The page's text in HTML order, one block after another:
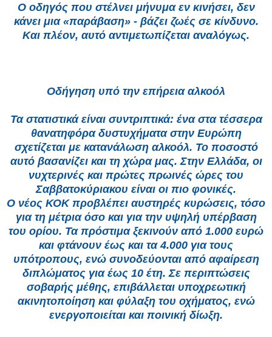
Ο οδηγός που στέλνει μήνυμα εν κινήσει, δεν
κάνει μια «παράβαση» - βάζει ζωές σε κίνδυνο.
Και πλέον, αυτό αντιμετωπίζεται αναλόγως.
Οδήγηση υπό την επήρεια αλκοόλ
Τα στατιστικά είναι συντριπτικά: ένα στα τέσσερα
θανατηφόρα δυστυχήματα στην Ευρώπη
σχετίζεται με κατανάλωση αλκοόλ. Το ποσοστό
αυτό βασανίζει και τη χώρα μας. Στην Ελλάδα, οι
νυχτερινές και πρώτες πρωινές ώρες του
Σαββατοκύριακου είναι οι πιο φονικές.
Ο νέος ΚΟΚ προβλέπει αυστηρές κυρώσεις, τόσο
για τη μέτρια όσο και για την υψηλή υπέρβαση
του ορίου. Τα πρόστιμα ξεκινούν από 1.000 ευρώ
και φτάνουν έως και τα 4.000 για τους
υπότροπους, ενώ συνοδεύονται από αφαίρεση
διπλώματος για έως 10 έτη. Σε περιπτώσεις
σοβαρής μέθης, επιβάλλεται υποχρεωτική
ακινητοποίηση και φύλαξη του οχήματος, ενώ
ενεργοποιείται και ποινική δίωξη.